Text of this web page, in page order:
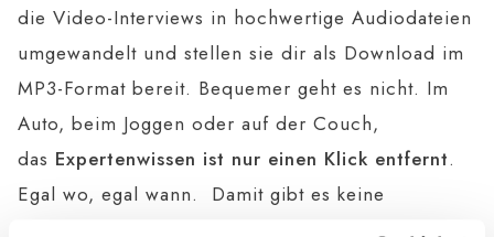
die Video-Interviews in hochwertige Audiodateien
umgewandelt und stellen sie dir als Download im
MP3-Format bereit. Bequemer geht es nicht. Im
Auto, beim Joggen oder auf der Couch,
das Expertenwissen ist nur einen Klick entfernt.
Egal wo, egal wann.
Damit gibt es keine